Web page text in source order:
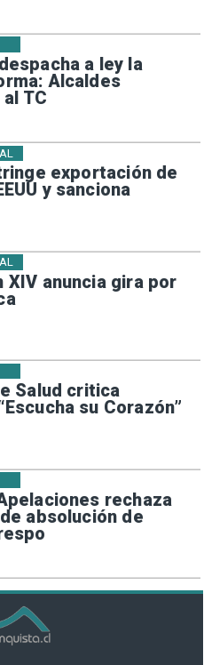
a ley la
Alcaldes
TC
exportación de
y sanciona
XIV anuncia gira por
Salud critica
su Corazón”
rechaza
absolución de